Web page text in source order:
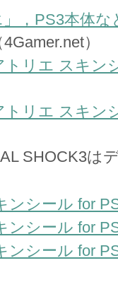
」，PS3本体
4Gamer.net）
リエ スキン
リエ スキン
SHOCK3は
ンシール for
ンシール for
ンシール for